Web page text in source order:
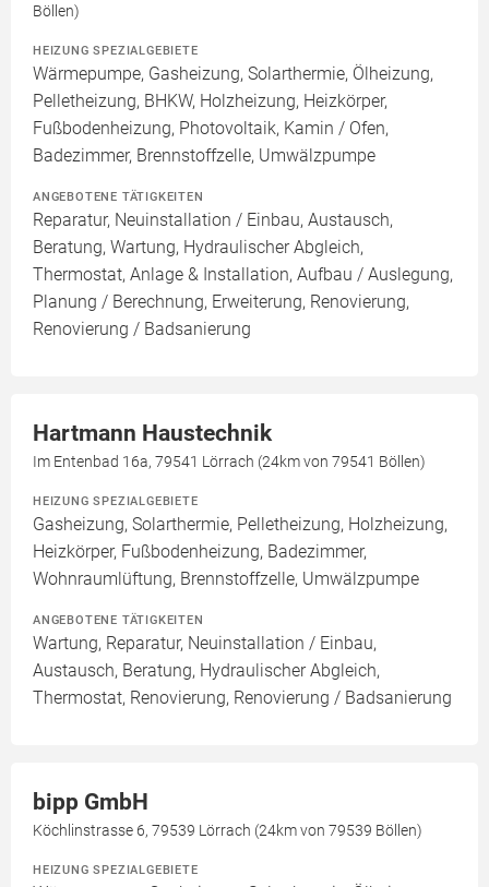
Böllen)
HEIZUNG SPEZIALGEBIETE
Wärmepumpe, Gasheizung, Solarthermie, Ölheizung,
Pelletheizung, BHKW, Holzheizung, Heizkörper,
Fußbodenheizung, Photovoltaik, Kamin / Ofen,
Badezimmer, Brennstoffzelle, Umwälzpumpe
ANGEBOTENE TÄTIGKEITEN
Reparatur, Neuinstallation / Einbau, Austausch,
Beratung, Wartung, Hydraulischer Abgleich,
Thermostat, Anlage & Installation, Aufbau / Auslegung,
Planung / Berechnung, Erweiterung, Renovierung,
Renovierung / Badsanierung
Hartmann Haustechnik
Im Entenbad 16a, 79541 Lörrach (24km von 79541 Böllen)
HEIZUNG SPEZIALGEBIETE
Gasheizung, Solarthermie, Pelletheizung, Holzheizung,
Heizkörper, Fußbodenheizung, Badezimmer,
Wohnraumlüftung, Brennstoffzelle, Umwälzpumpe
ANGEBOTENE TÄTIGKEITEN
Wartung, Reparatur, Neuinstallation / Einbau,
Austausch, Beratung, Hydraulischer Abgleich,
Thermostat, Renovierung, Renovierung / Badsanierung
bipp GmbH
Köchlinstrasse 6, 79539 Lörrach (24km von 79539 Böllen)
HEIZUNG SPEZIALGEBIETE